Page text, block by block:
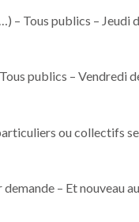
Tous publics – Jeudi
publics – Vendredi
ou collectifs
– Et nouveau